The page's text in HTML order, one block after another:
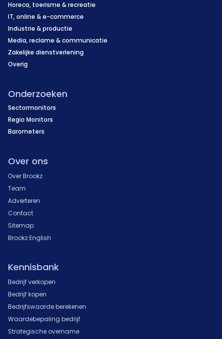
Horeca, toerisme & recreatie
IT, online & e-commerce
Industrie & productie
Media, reclame & communicatie
Zakelijke dienstverlening
Overig
Onderzoeken
Sectormonitors
Regio Monitors
Barometers
Over ons
Over Brookz
Team
Adverteren
Contact
Sitemap
Brookz English
Kennisbank
Bedrijf verkopen
Bedrijf kopen
Bedrijfswaarde berekenen
Waardebepaling bedrijf
Strategische overname